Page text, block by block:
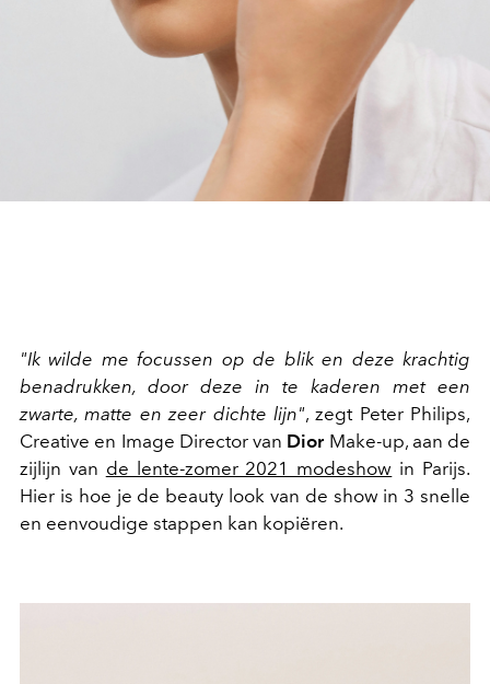
"Ik wilde me focussen op de blik en deze krachtig
benadrukken, door deze in te kaderen met een
zwarte, matte en zeer dichte lijn", zegt Peter Philips,
Creative en Image Director van DiorMake-up, aan de
zijlijn van de lente-zomer 2021 modeshow in Parijs.
Hier is hoe je de beauty look van de show in 3 snelle
en eenvoudige stappen kan kopiëren.